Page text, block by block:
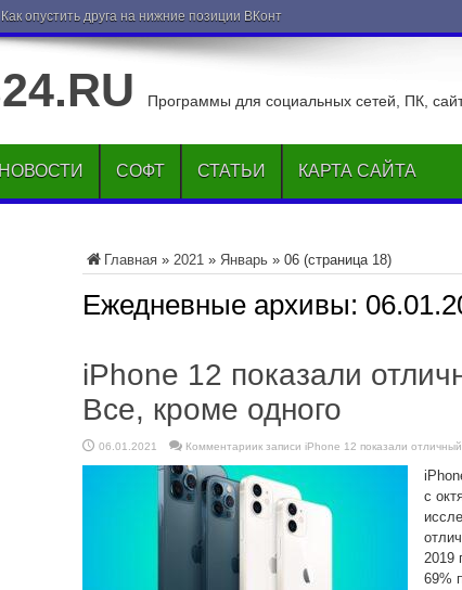
Как опустить друга на нижние позиции ВКонтакте
Программы для социальных сетей, ПК,
НОВОСТИ СОФТ СТАТЬИ КАРТА САЙТА
Главная » 2021 » Январь » 06 (страница 18)
Ежедневные архивы:
iPhone 12 показали
Все, кроме одного
06.01.2021 Комментариик записи iPhone 12 показали
с
2019
69%